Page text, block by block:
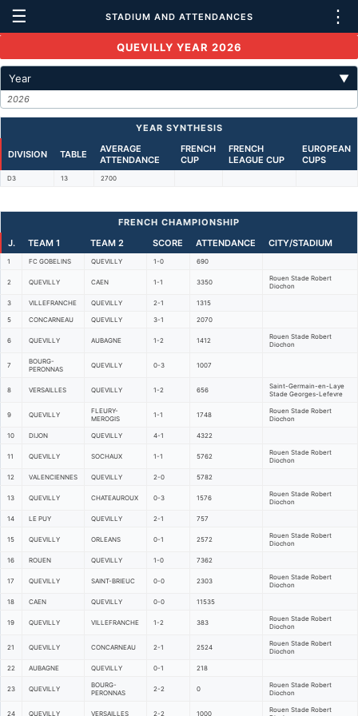
☰ STADIUM AND ATTENDANCES ⋮
QUEVILLY YEAR 2026
Year ▼
2026
YEAR SYNTHESIS
DIVISION TABLE
AVERAGE
ATTENDANCE
FRENCH
CUP
FRENCH
LEAGUE CUP
EUROPEAN
CUPS
D3 13 2700
FRENCH CHAMPIONSHIP
J.
TEAM 1 TEAM 2 SCORE ATTENDANCE CITY/STADIUM
1 FC GOBELINS QUEVILLY 1-0 690
2 QUEVILLY CAEN 1-1 3350
Rouen Stade Robert
Diochon
3 VILLEFRANCHE QUEVILLY 2-1 1315
5 CONCARNEAU QUEVILLY 3-1 2070
6 QUEVILLY AUBAGNE 1-2 1412
Rouen Stade Robert
Diochon
7
BOURG-
PERONNAS
QUEVILLY 0-3 1007
8 VERSAILLES QUEVILLY 1-2 656
Saint-Germain-en-Laye
Stade Georges-Lefevre
9 QUEVILLY
FLEURY-
MEROGIS
1-1 1748
Rouen Stade Robert
Diochon
10 DIJON QUEVILLY 4-1 4322
11 QUEVILLY SOCHAUX 1-1 5762
Rouen Stade Robert
Diochon
12 VALENCIENNES QUEVILLY 2-0 5782
13 QUEVILLY CHATEAUROUX 0-3 1576
Rouen Stade Robert
Diochon
14 LE PUY QUEVILLY 2-1 757
15 QUEVILLY ORLEANS 0-1 2572
Rouen Stade Robert
Diochon
16 ROUEN QUEVILLY 1-0 7362
17 QUEVILLY SAINT-BRIEUC 0-0 2303
Rouen Stade Robert
Diochon
18 CAEN QUEVILLY 0-0 11535
19 QUEVILLY VILLEFRANCHE 1-2 383
Rouen Stade Robert
Diochon
21 QUEVILLY CONCARNEAU 2-1 2524
Rouen Stade Robert
Diochon
22 AUBAGNE QUEVILLY 0-1 218
23 QUEVILLY
BOURG-
PERONNAS
2-2 0
Rouen Stade Robert
Diochon
24 QUEVILLY VERSAILLES 2-2 1000
Rouen Stade Robert